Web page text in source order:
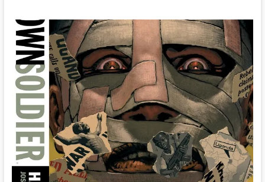
supremacismo
blanco
de
acuerdo
al
Predicador
de
Ennis
y
Dillon